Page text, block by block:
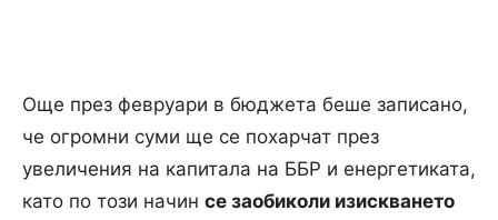
Още през февруари в бюджета беше записано,
че огромни суми ще се похарчат през
увеличения на капитала на ББР и енергетиката,
като по този начин се заобиколи изискването